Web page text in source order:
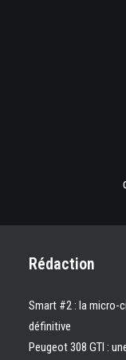
Rédaction
Smart #2 : la micro-
définitive
Peugeot 308 GTI :